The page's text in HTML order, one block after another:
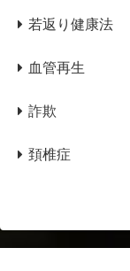
若返り健康法
血管再生
詐欺
頚椎症